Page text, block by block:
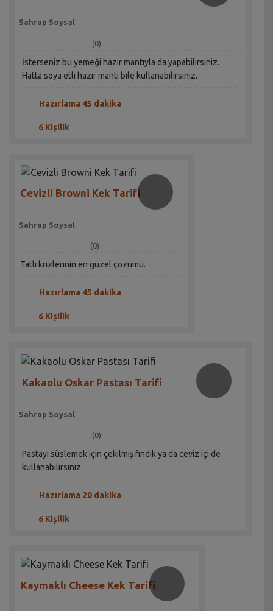
Sahrap Soysal
(0)
İsterseniz bu yemeği hazır mantıyla da yapabilirsiniz.
Hatta soya etli hazır mantı bile kullanabilirsiniz.
Hazırlama 45 dakika
6 Kişilik
Cevizli Browni Kek Tarifi
Sahrap Soysal
(0)
Tatlı krizlerinin en güzel çözümü.
Hazırlama 45 dakika
6 Kişilik
Kakaolu Oskar Pastası Tarifi
Sahrap Soysal
(0)
Pastayı süslemek için çekilmiş fındık ya da ceviz içi de
kullanabilirsiniz.
Hazırlama 20 dakika
6 Kişilik
Kaymaklı Cheese Kek Tarifi